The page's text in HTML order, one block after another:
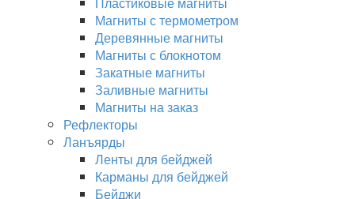
Магниты с термометром
Деревянные магниты
Магниты с блокнотом
Закатные магниты
Заливные магниты
Магниты на заказ
Рефлекторы
Ланъярды
Ленты для бейджей
Карманы для бейджей
Бейджи